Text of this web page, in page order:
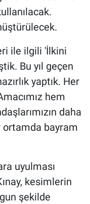
ile ilgili 'İlkini
Bu yıl geçen
yaptık. Her
hem
daha
ortamda bayram
uyulması
kesimlerin
şekilde